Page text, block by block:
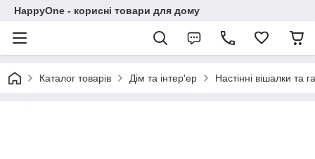
HappyOne - корисні товари для дому
Каталог товарів Дім та інтер'ер Настінні вішалки та